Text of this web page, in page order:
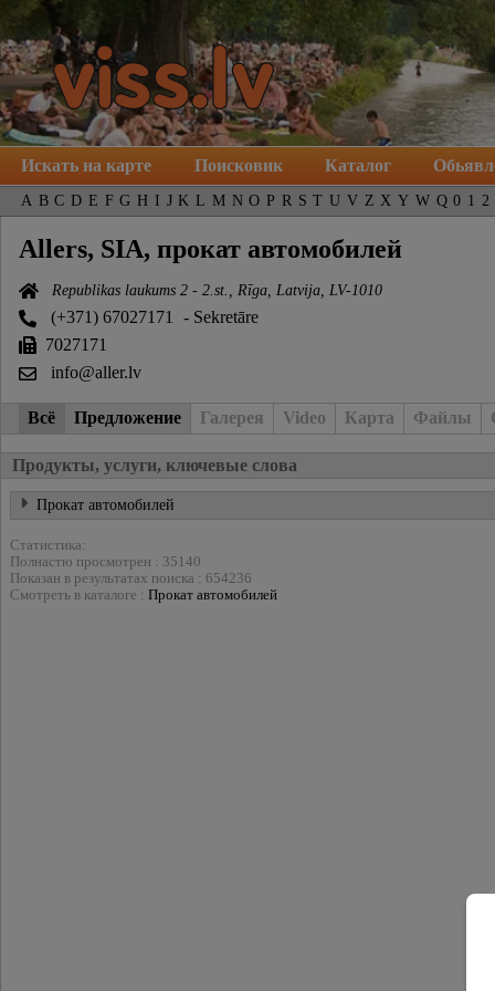
Искать на карте Поисковик Каталог
A B C D E F G H I J K L M N O P R S T U V Z X Y W Q 0 1 2
Allers, SIA, прокат автомобилей
Republikas laukums 2 - 2.st., Rīga, Latvija, LV-1010
(+371) 67027171
- Sekretāre
7027171
info@aller.lv
Всё Предложение Галерея Video Карта Файлы
Продукты, услуги, ключевые слова
Прокат автомобилей
Статистика:
Полнастю просмотрен : 35140
Показан в результатах поиска : 654236
Смотреть в каталоге : Прокат автомобилей